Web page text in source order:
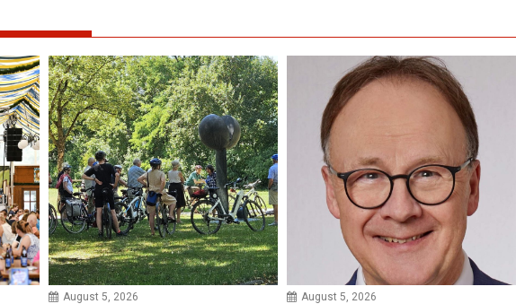
August 5, 2026 August 5, 2026